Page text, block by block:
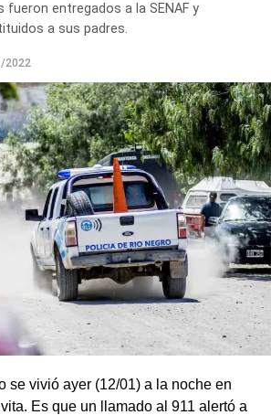
fueron entregados a la SENAF y
a sus padres.
2022
se vivió ayer (12/01) a la noche en
Es que un llamado al 911 alertó a